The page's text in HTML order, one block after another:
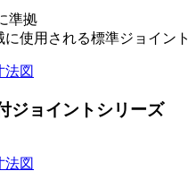
準拠
に使用される標準ジョイント
法図
法図